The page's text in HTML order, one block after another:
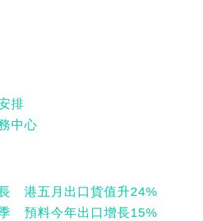
排
中心
港五月出口貨值升24%
預料今年出口增長15%